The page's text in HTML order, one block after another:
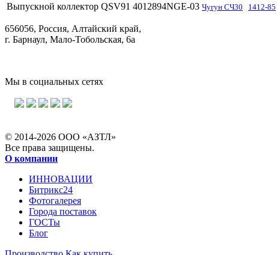
Выпускной коллектор QSV91 4012894NGE-03 Чугун СЧ30 1412-85
656056, Россия, Алтайский край,
г. Барнаул, Мало-Тобольская, 6а
Мы в социальных сетях
© 2014-2026 ООО «АЗТЛ»
Все права защищены.
О компании
ИННОВАЦИИ
Битрикс24
Фотогалерея
Города поставок
ГОСТы
Блог